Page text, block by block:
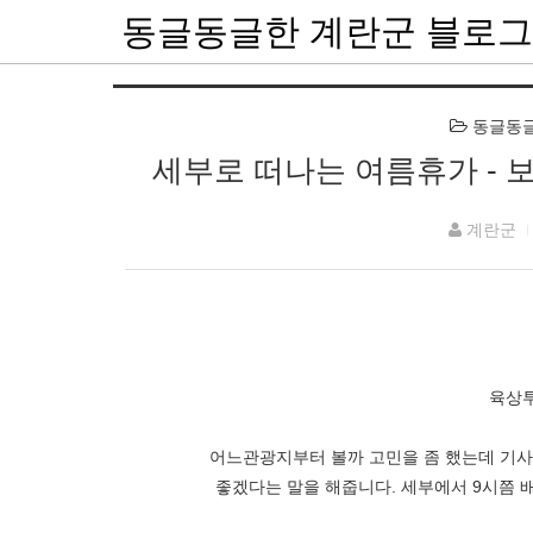
동글동글한 계란군 블로그
동글동
세부로 떠나는 여름휴가 -
계란군
육상
어느관광지부터 볼까 고민을 좀 했는데 기
좋겠다는 말을 해줍니다. 세부에서 9시쯤